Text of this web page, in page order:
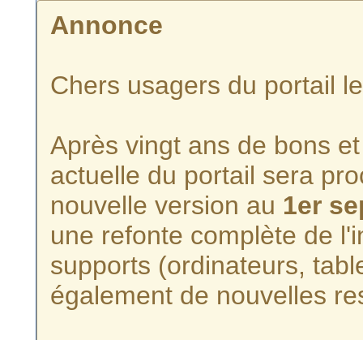
Annonce
Chers usagers du portail
Après vingt ans de bons
actuelle du portail sera
nouvelle version au 1er
une refonte complète de
supports (ordinateurs,
également de nouvelles